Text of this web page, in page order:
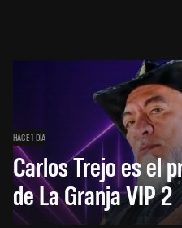
HACE 1 DÍA
Carlos Trejo es el
de La Granja VIP 2